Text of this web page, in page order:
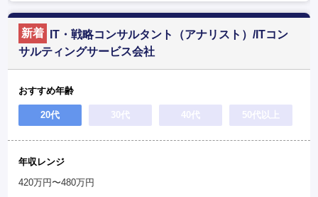
新着
IT・戦略コンサルタント（アナリスト）/ITコン
サルティングサービス会社
おすすめ年齢
20代 30代 40代 50代以上
年収レンジ
420万円〜480万円